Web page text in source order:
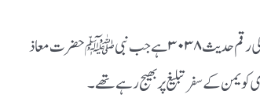
صحیح بخاری کی کتاب الجھاد والسیر کی رقم حدیث ۳۰۳۸ ہے جب نبیﷺ حضرت معاذ
یمن کے سفر تبلیغ پر بھیج رہے تھے۔